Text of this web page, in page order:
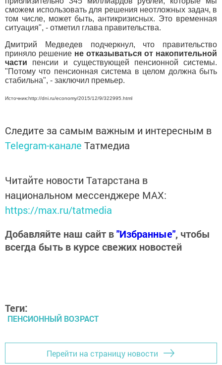
сможем использовать для решения неотложных задач, в
том числе, может быть, антикризисных. Это временная
ситуация", - отметил глава правительства.
Дмитрий Медведев подчеркнул, что правительство
приняло решение не отказываться от накопительной
части пенсии и существующей пенсионной системы.
"Потому что пенсионная система в целом должна быть
стабильна", - заключил премьер.
Источник:http://dni.ru/economy/2015/12/9/322995.html
Следите за самым важным и интересным в
Telegram-канале Татмедиа
Читайте новости Татарстана в
национальном мессенджере MАХ:
https://max.ru/tatmedia
Добавляйте наш сайт в"Избранные", чтобы
всегда быть в курсе свежих новостей
Теги:
ПЕНСИОННЫЙ ВОЗРАСТ
Перейти на страницу новости